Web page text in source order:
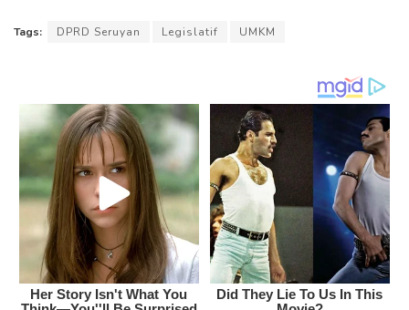
Tags: DPRD Seruyan Legislatif UMKM